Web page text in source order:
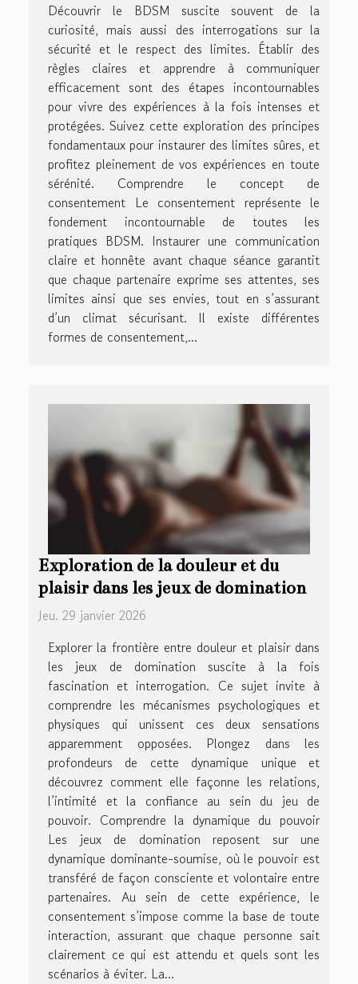
Découvrir le BDSM suscite souvent de la
curiosité, mais aussi des interrogations sur la
sécurité et le respect des limites. Établir des
règles claires et apprendre à communiquer
efficacement sont des étapes incontournables
pour vivre des expériences à la fois intenses et
protégées. Suivez cette exploration des principes
fondamentaux pour instaurer des limites sûres, et
profitez pleinement de vos expériences en toute
sérénité. Comprendre le concept de
consentement Le consentement représente le
fondement incontournable de toutes les
pratiques BDSM. Instaurer une communication
claire et honnête avant chaque séance garantit
que chaque partenaire exprime ses attentes, ses
limites ainsi que ses envies, tout en s’assurant
d’un climat sécurisant. Il existe différentes
formes de consentement,...
Exploration de la douleur et du
plaisir dans les jeux de domination
Jeu. 29 janvier 2026
Explorer la frontière entre douleur et plaisir dans
les jeux de domination suscite à la fois
fascination et interrogation. Ce sujet invite à
comprendre les mécanismes psychologiques et
physiques qui unissent ces deux sensations
apparemment opposées. Plongez dans les
profondeurs de cette dynamique unique et
découvrez comment elle façonne les relations,
l’intimité et la confiance au sein du jeu de
pouvoir. Comprendre la dynamique du pouvoir
Les jeux de domination reposent sur une
dynamique dominante-soumise, où le pouvoir est
transféré de façon consciente et volontaire entre
partenaires. Au sein de cette expérience, le
consentement s’impose comme la base de toute
interaction, assurant que chaque personne sait
clairement ce qui est attendu et quels sont les
scénarios à éviter. La...